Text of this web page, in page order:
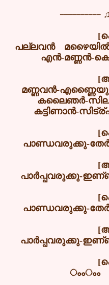
പല്ലവൻ
എൻ-മണ്ണൻ-
മണ്ണവൻ-
കലൈഞർ-
കട്ടിണാൻ-
പാണ്ഡവരുക്കു-
പാർപ്പവരുക്കു-
പാണ്ഡവരുക്കു-
പാർപ്പവരുക്കു-
ംംംം